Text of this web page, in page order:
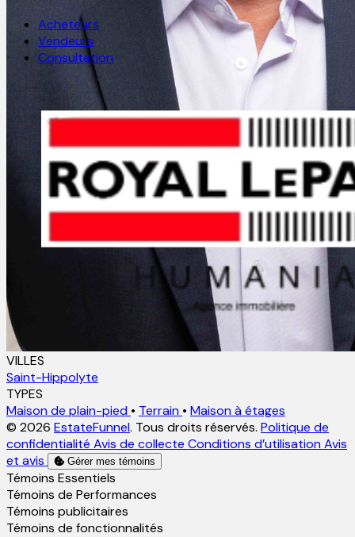
Acheteurs
Vendeurs
Consultation
VILLES
Saint-Hippolyte
TYPES
Maison de plain-pied • Terrain • Maison à étages
© 2026 EstateFunnel. Tous droits réservés. Politique de
confidentialité Avis de collecte Conditions d’utilisation Avis
et avis
Gérer mes témoins
Activer
Témoins Essentiels
Activer
Témoins de Performances
Activer
Témoins publicitaires
Activer
Témoins de fonctionnalités